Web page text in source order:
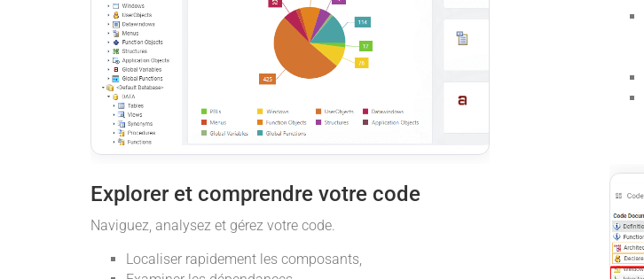
Explorer et comprendre votre code
Naviguez, analysez et gérez votre code.
Localiser rapidement les composants,